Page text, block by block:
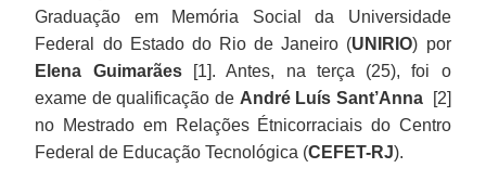
Graduação em Memória Social da Universidade
Federal do Estado do Rio de Janeiro (UNIRIO) por
Elena Guimarães
[1]. Antes, na terça (25), foi o
exame de qualificação de André Luís Sant’Anna[2]
no Mestrado em Relações Étnicorraciais do Centro
Federal de Educação Tecnológica (CEFET-RJ).